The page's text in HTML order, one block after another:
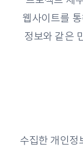
웹사이트를
정보와 같은
수집한 개인정